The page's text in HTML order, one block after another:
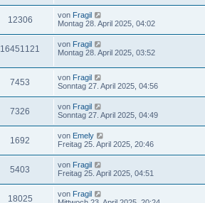
12306 von Fragil
Montag 28. April 2025, 04:02
16451121 von Fragil
Montag 28. April 2025, 03:52
7453 von Fragil
Sonntag 27. April 2025, 04:56
7326 von Fragil
Sonntag 27. April 2025, 04:49
1692 von Emely
Freitag 25. April 2025, 20:46
5403 von Fragil
Freitag 25. April 2025, 04:51
18025 von Fragil